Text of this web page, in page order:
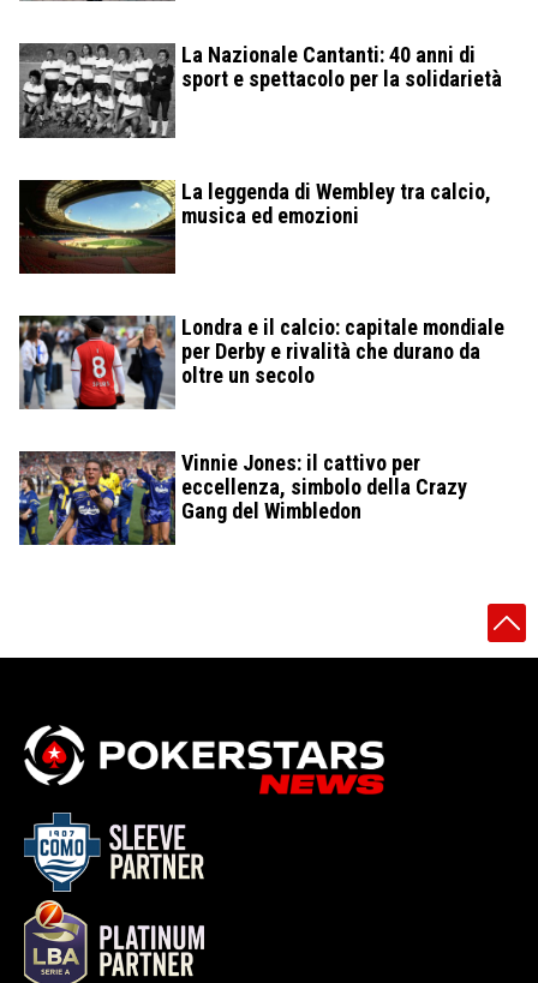
La Nazionale Cantanti: 40 anni di
sport e spettacolo per la solidarietà
La leggenda di Wembley tra calcio,
musica ed emozioni
Londra e il calcio: capitale mondiale
per Derby e rivalità che durano da
oltre un secolo
Vinnie Jones: il cattivo per
eccellenza, simbolo della Crazy
Gang del Wimbledon